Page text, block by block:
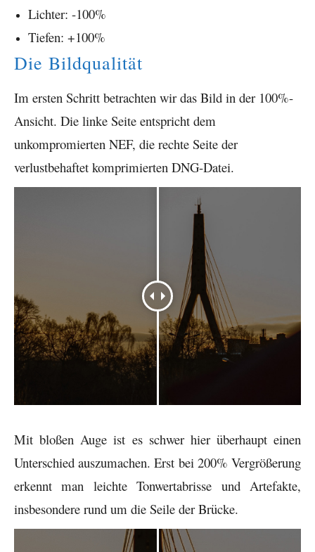
Lichter: -100%
Tiefen: +100%
Die Bildqualität
Im ersten Schritt betrachten wir das Bild in der 100%-
Ansicht. Die linke Seite entspricht dem
unkompromierten NEF, die rechte Seite der
verlustbehaftet komprimierten DNG-Datei.
Mit bloßen Auge ist es schwer hier überhaupt einen
Unterschied auszumachen. Erst bei 200% Vergrößerung
erkennt man leichte Tonwertabrisse und Artefakte,
insbesondere rund um die Seile der Brücke.